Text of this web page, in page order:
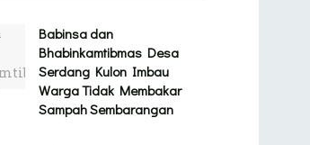
Babinsa dan
Bhabinkamtibmas Desa
Serdang Kulon Imbau
Warga Tidak Membakar
Sampah Sembarangan